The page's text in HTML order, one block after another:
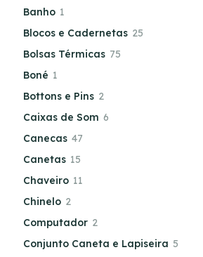
Banho 1
Blocos e Cadernetas 25
Bolsas Térmicas 75
Boné 1
Bottons e Pins 2
Caixas de Som 6
Canecas 47
Canetas 15
Chaveiro 11
Chinelo 2
Computador 2
Conjunto Caneta e Lapiseira 5